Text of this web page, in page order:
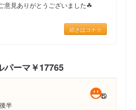
意見ありがとうございました☘
続きはコチラ
パーマ￥17765
半